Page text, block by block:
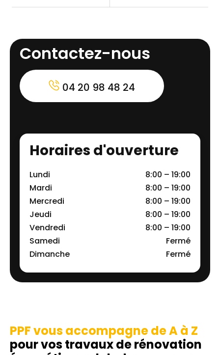
Contactez-nous
04 20 98 48 24
Horaires d'ouverture
Lundi
8:00 – 19:00
Mardi
8:00 – 19:00
Mercredi
8:00 – 19:00
Jeudi
8:00 – 19:00
Vendredi
8:00 – 19:00
Samedi
Fermé
Dimanche
Fermé
PPF vous accompagne de A à Z
pour vos travaux de rénovation